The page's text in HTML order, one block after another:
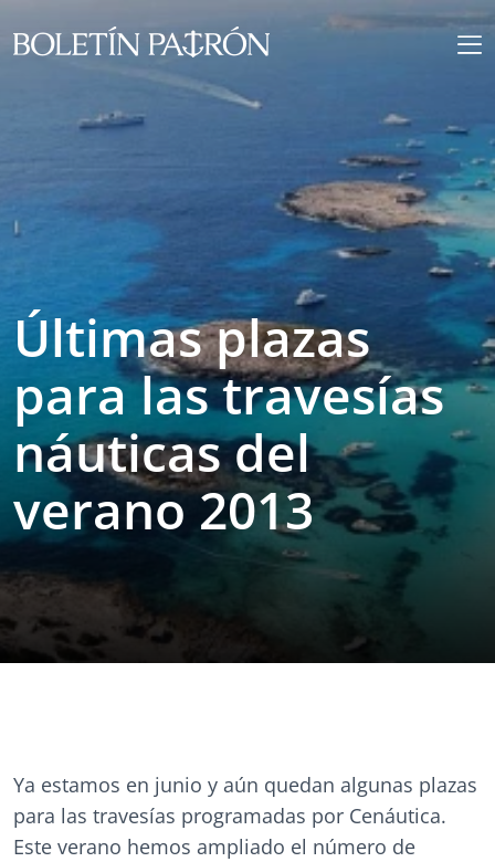
Últimas plazas
para las travesías
náuticas del
verano 2013
Ya estamos en junio y aún quedan algunas plazas
para las travesías programadas por Cenáutica.
Este verano hemos ampliado el número de